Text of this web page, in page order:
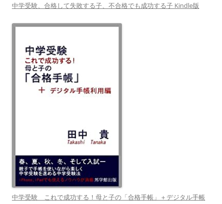
中学受験、合格して失敗する子、不合格でも成功する子 Kindle版
中学受験 これで成功する！母と子の「合格手帳」＋デジタル手帳